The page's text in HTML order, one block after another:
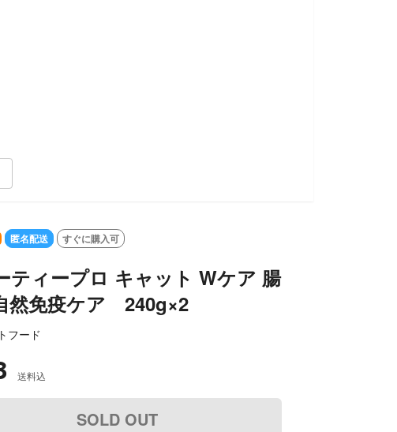
OUT
匿名配送 すぐに購入可
ティープロ キャット Wケア 腸
然免疫ケア 240g×2
フード
送料込
SOLD OUT